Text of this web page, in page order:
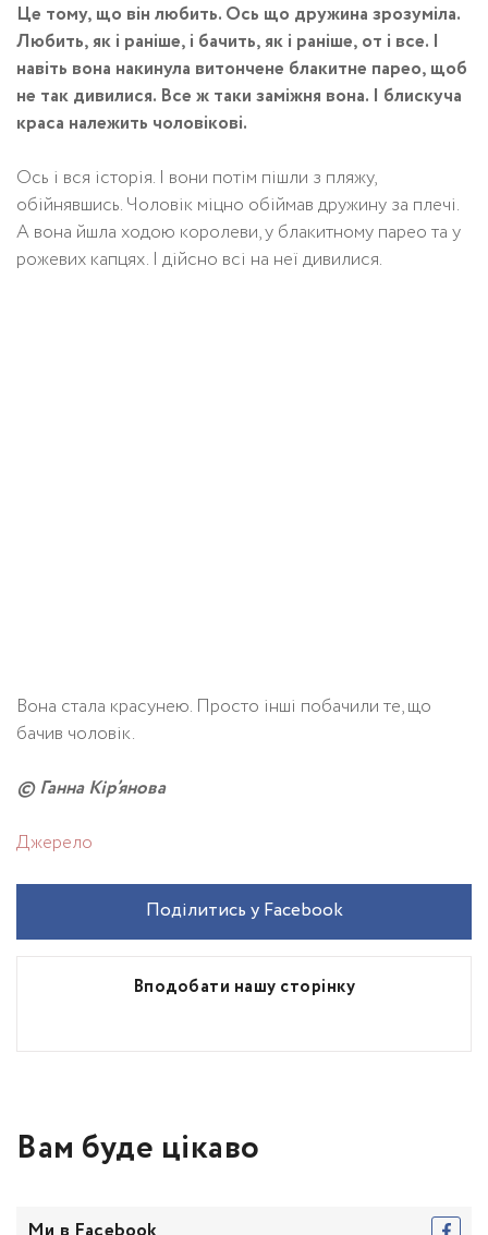
Це тому, що він любить. Ось що дружина зрозуміла.
Любить, як і раніше, і бачить, як і раніше, от і все. І
навіть вона накинула витончене блакитне парео, щоб
не так дивилися. Все ж таки заміжня вона. І блискуча
краса належить чоловікові.
Ось і вся історія. І вони потім пішли з пляжу,
обійнявшись. Чоловік міцно обіймав дружину за плечі.
А вона йшла ходою королеви, у блакитному парео та у
рожевих капцях. І дійсно всі на неї дивилися.
Вона стала красунею. Просто інші побачили те, що
бачив чоловік.
© Ганна Кір’янова
Джерело
Вподобати нашу сторінку
Поділитись у Facebook
Вам буде цікаво